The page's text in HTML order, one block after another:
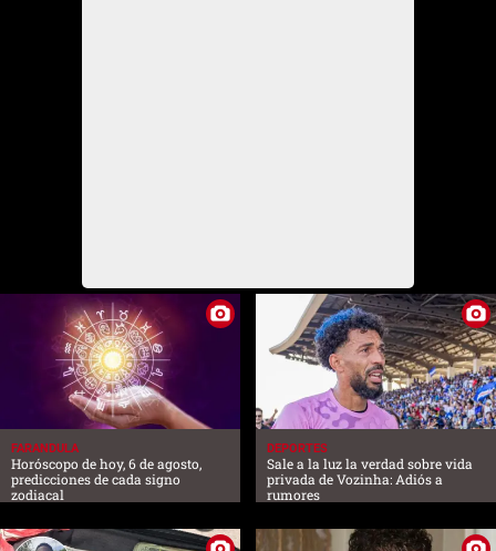
FARANDULA
Horóscopo de hoy, 6 de agosto,
predicciones de cada signo
zodiacal
DEPORTES
Sale a la luz la verdad sobre vida
privada de Vozinha: Adiós a
rumores